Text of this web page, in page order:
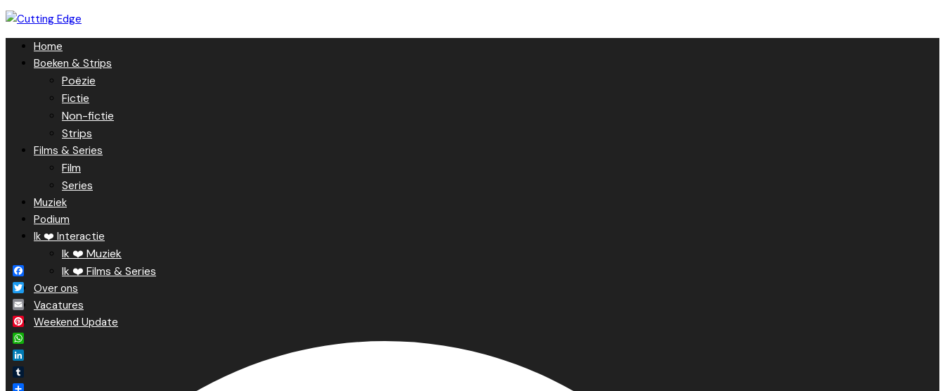
Skip
to
contentHome
Boeken & Strips
Poëzie
Fictie
Non-fictie
Strips
Films & Series
Film
Series
Muziek
Podium
Ik ❤️ Interactie
Ik ❤️ Muziek
Ik ❤️ Films & Series
Over ons
Vacatures
Weekend Update
Facebook
Twitter
Email
Pinterest
WhatsApp
LinkedIn
Tumblr